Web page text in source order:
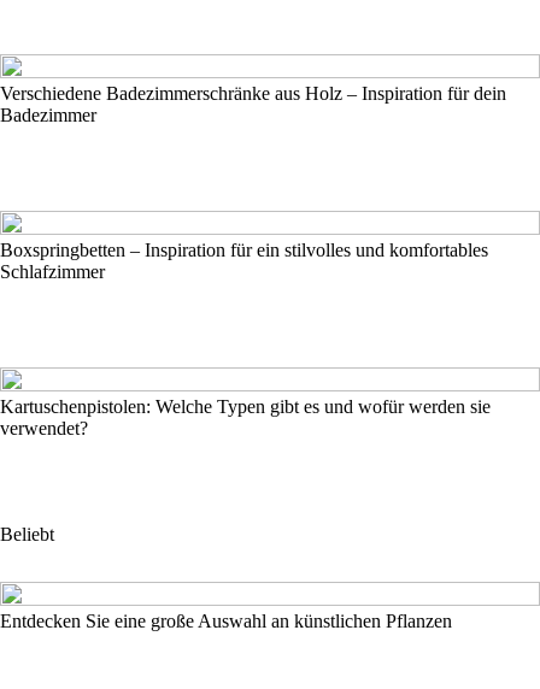
Verschiedene Badezimmerschränke aus Holz – Inspiration für dein
Badezimmer
Boxspringbetten – Inspiration für ein stilvolles und komfortables
Schlafzimmer
Kartuschenpistolen: Welche Typen gibt es und wofür werden sie
verwendet?
Beliebt
Entdecken Sie eine große Auswahl an künstlichen Pflanzen